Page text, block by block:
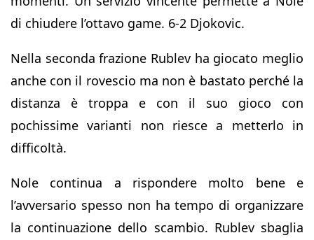
di chiudere l’ottavo game. 6-2 Djokovic.
Nella seconda frazione Rublev ha giocato meglio
anche con il rovescio ma non è bastato perché la
distanza è troppa e con il suo gioco con
pochissime varianti non riesce a metterlo in
difficoltà.
Nole continua a rispondere molto bene e
l’avversario spesso non ha tempo di organizzare
la continuazione dello scambio. Rublev sbaglia